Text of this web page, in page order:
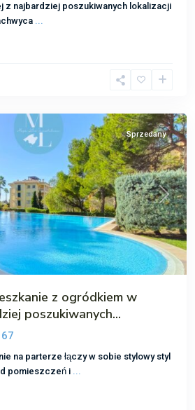
z najbardziej poszukiwanych lokalizacji
...
Sprzedany
z ogródkiem w
poszukiwanych...
na parterze łączy w sobie stylowy styl
pomieszczeń i ...